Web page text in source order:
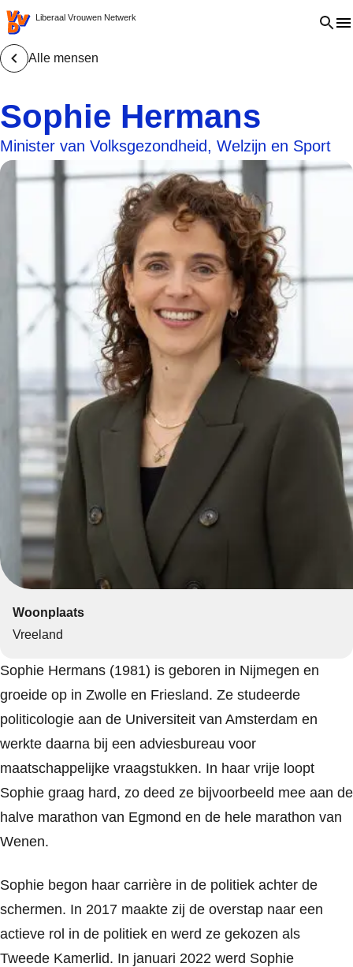
VVD.nl - Ga naar de homepage
Liberaal Vrouwen Netwerk Open
Alle mensen
Sophie Hermans
Minister van Volksgezondheid, Welzijn en Sport
Woonplaats
Vreeland
Sophie Hermans (1981) is geboren in Nijmegen en
groeide op in Zwolle en Friesland. Ze studeerde
politicologie aan de Universiteit van Amsterdam en
werkte daarna bij een adviesbureau voor
maatschappelijke vraagstukken. In haar vrije loopt
Sophie graag hard, zo deed ze bijvoorbeeld mee aan de
halve marathon van Egmond en de hele marathon van
Wenen.
Sophie begon haar carrière in de politiek achter de
schermen. In 2017 maakte zij de overstap naar een
actieve rol in de politiek en werd ze gekozen als
Tweede Kamerlid. In januari 2022 werd Sophie